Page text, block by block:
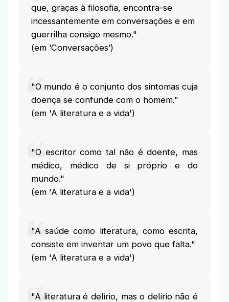
que, graças à filosofia, encontra-se
incessantemente em conversações e em
guerrilha consigo mesmo."
(em ‘Conversações’)
"O mundo é o conjunto dos sintomas cuja
doença se confunde com o homem."
(em 'A literatura e a vida')
"O escritor como tal não é doente, mas
médico, médico de si próprio e do
mundo."
(em 'A literatura e a vida')
"A saúde como literatura, como escrita,
consiste em inventar um povo que falta."
(em 'A literatura e a vida')
"A literatura é delírio, mas o delírio não é